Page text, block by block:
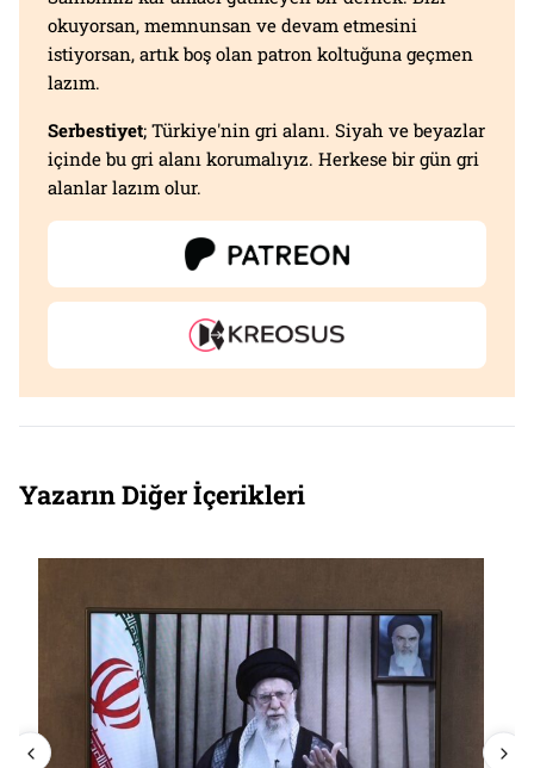
okuyorsan, memnunsan ve devam etmesini
istiyorsan, artık boş olan patron koltuğuna geçmen
lazım.
Serbestiyet; Türkiye'nin gri alanı. Siyah ve beyazlar
içinde bu gri alanı korumalıyız. Herkese bir gün gri
alanlar lazım olur.
Yazarın Diğer İçerikleri